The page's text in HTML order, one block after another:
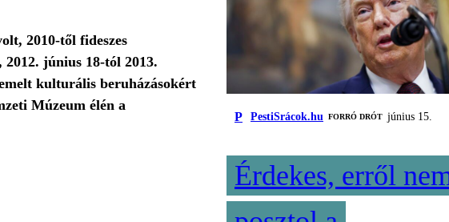
2010-től fideszes
június 18-tól 2013.
kulturális beruházásokért
Múzeum élén a
P PestiSrácok.hu FORRÓ DRÓT június 15.
Érdekes, erről